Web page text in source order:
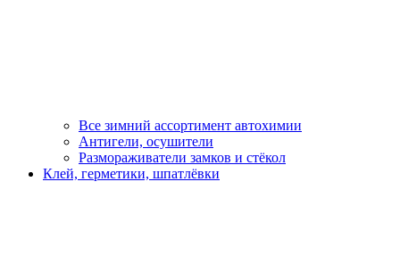
Все зимний ассортимент автохимии
Антигели, осушители
Размораживатели замков и стёкол
Клей, герметики, шпатлёвки